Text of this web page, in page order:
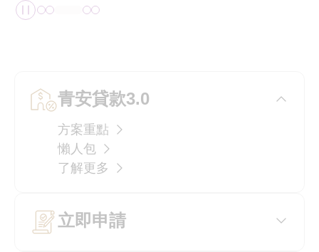
暫停播放
青安貸款3.0
方案重點
懶人包
了解更多
立即申請